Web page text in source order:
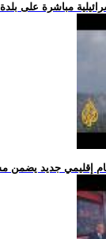
مباشرة على
إقليمي جديد يضمن